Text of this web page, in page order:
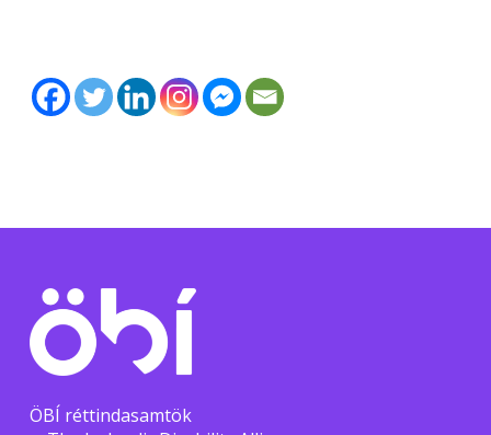
ÖBÍ réttindasamtök